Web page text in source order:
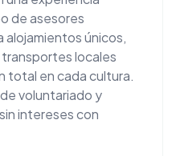
de asesores
alojamientos únicos,
locales
total en cada cultura.
voluntariado y
intereses con